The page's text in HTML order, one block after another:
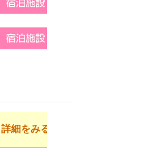
詳細をみる